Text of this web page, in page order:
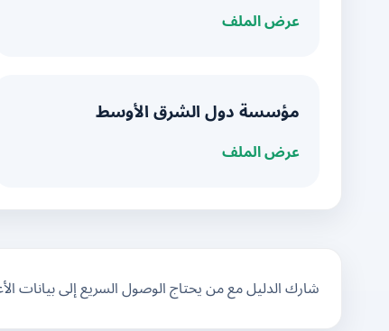
عرض الملف
مؤسسة دول الشرق الأوسط
عرض الملف
شارك الدليل مع من يحتاج الوصول السريع إلى بيانات